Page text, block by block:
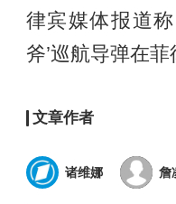
律宾媒体报道
斧’巡航导弹在菲
文章作者
诸维娜 詹